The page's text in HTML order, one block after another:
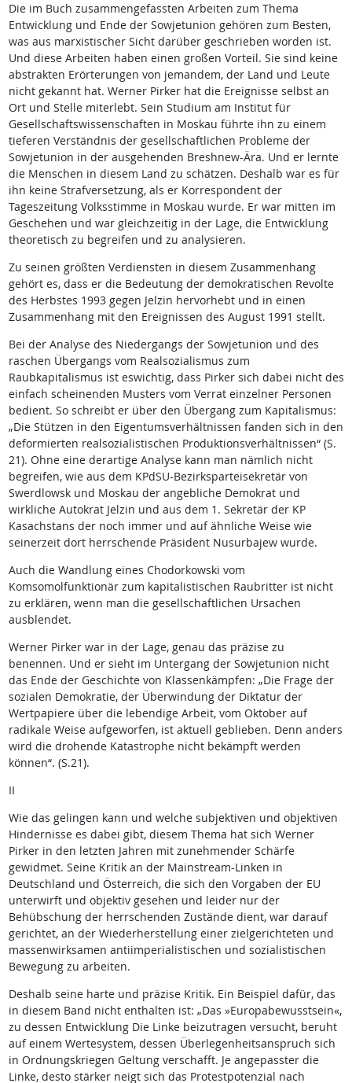
Die im Buch zusammengefassten Arbeiten zum Thema
Entwicklung und Ende der Sowjetunion gehören zum Besten,
was aus marxistischer Sicht darüber geschrieben worden ist.
Und diese Arbeiten haben einen großen Vorteil. Sie sind keine
abstrakten Erörterungen von jemandem, der Land und Leute
nicht gekannt hat. Werner Pirker hat die Ereignisse selbst an
Ort und Stelle miterlebt. Sein Studium am Institut für
Gesellschaftswissenschaften in Moskau führte ihn zu einem
tieferen Verständnis der gesellschaftlichen Probleme der
Sowjetunion in der ausgehenden Breshnew-Ära. Und er lernte
die Menschen in diesem Land zu schätzen. Deshalb war es für
ihn keine Strafversetzung, als er Korrespondent der
Tageszeitung Volksstimme in Moskau wurde. Er war mitten im
Geschehen und war gleichzeitig in der Lage, die Entwicklung
theoretisch zu begreifen und zu analysieren.
Zu seinen größten Verdiensten in diesem Zusammenhang
gehört es, dass er die Bedeutung der demokratischen Revolte
des Herbstes 1993 gegen Jelzin hervorhebt und in einen
Zusammenhang mit den Ereignissen des August 1991 stellt.
Bei der Analyse des Niedergangs der Sowjetunion und des
raschen Übergangs vom Realsozialismus zum
Raubkapitalismus ist eswichtig, dass Pirker sich dabei nicht des
einfach scheinenden Musters vom Verrat einzelner Personen
bedient. So schreibt er über den Übergang zum Kapitalismus:
„Die Stützen in den Eigentumsverhältnissen fanden sich in den
deformierten realsozialistischen Produktionsverhältnissen“ (S.
21). Ohne eine derartige Analyse kann man nämlich nicht
begreifen, wie aus dem KPdSU-Bezirksparteisekretär von
Swerdlowsk und Moskau der angebliche Demokrat und
wirkliche Autokrat Jelzin und aus dem 1. Sekretär der KP
Kasachstans der noch immer und auf ähnliche Weise wie
seinerzeit dort herrschende Präsident Nusurbajew wurde.
Auch die Wandlung eines Chodorkowski vom
Komsomolfunktionär zum kapitalistischen Raubritter ist nicht
zu erklären, wenn man die gesellschaftlichen Ursachen
ausblendet.
Werner Pirker war in der Lage, genau das präzise zu
benennen. Und er sieht im Untergang der Sowjetunion nicht
das Ende der Geschichte von Klassenkämpfen: „Die Frage der
sozialen Demokratie, der Überwindung der Diktatur der
Wertpapiere über die lebendige Arbeit, vom Oktober auf
radikale Weise aufgeworfen, ist aktuell geblieben. Denn anders
wird die drohende Katastrophe nicht bekämpft werden
können“. (S.21).
II
Wie das gelingen kann und welche subjektiven und objektiven
Hindernisse es dabei gibt, diesem Thema hat sich Werner
Pirker in den letzten Jahren mit zunehmender Schärfe
gewidmet. Seine Kritik an der Mainstream-Linken in
Deutschland und Österreich, die sich den Vorgaben der EU
unterwirft und objektiv gesehen und leider nur der
Behübschung der herrschenden Zustände dient, war darauf
gerichtet, an der Wiederherstellung einer zielgerichteten und
massenwirksamen antiimperialistischen und sozialistischen
Bewegung zu arbeiten.
Deshalb seine harte und präzise Kritik. Ein Beispiel dafür, das
in diesem Band nicht enthalten ist: „Das »Europabewusstsein«,
zu dessen Entwicklung Die Linke beizutragen versucht, beruht
auf einem Wertesystem, dessen Überlegenheitsanspruch sich
in Ordnungskriegen Geltung verschafft. Je angepasster die
Linke, desto stärker neigt sich das Protestpotenzial nach